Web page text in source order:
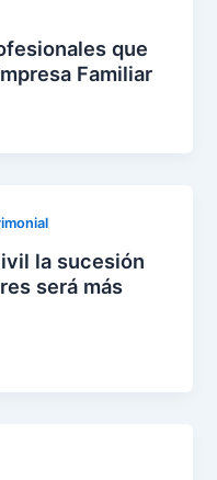
que
Familiar
la sucesión
será más